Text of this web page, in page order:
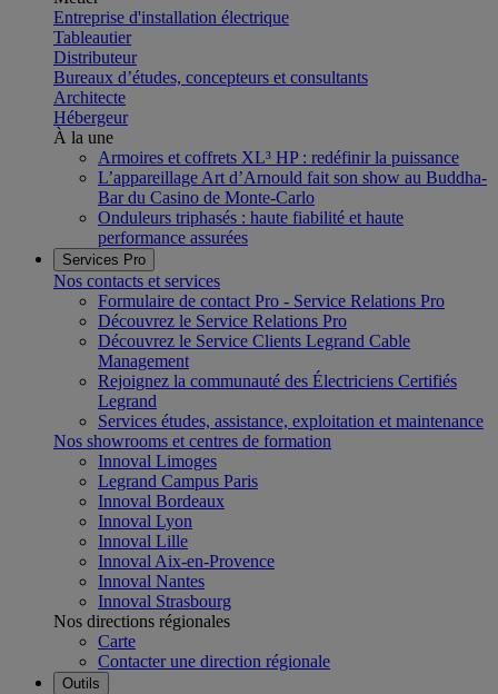
Entreprise d'installation électrique
Tableautier
Distributeur
Bureaux d’études, concepteurs et consultants
Architecte
Hébergeur
À la une
Armoires et coffrets XL³ HP : redéfinir la puissance
L’appareillage Art d’Arnould fait son show au Buddha-
Bar du Casino de Monte-Carlo
Onduleurs triphasés : haute fiabilité et haute
performance assurées
Services Pro
Nos contacts et services
Formulaire de contact Pro - Service Relations Pro
Découvrez le Service Relations Pro
Découvrez le Service Clients Legrand Cable
Management
Rejoignez la communauté des Électriciens Certifiés
Legrand
Services études, assistance, exploitation et maintenance
Nos showrooms et centres de formation
Innoval Limoges
Legrand Campus Paris
Innoval Bordeaux
Innoval Lyon
Innoval Lille
Innoval Aix-en-Provence
Innoval Nantes
Innoval Strasbourg
Nos directions régionales
Carte
Contacter une direction régionale
Outils